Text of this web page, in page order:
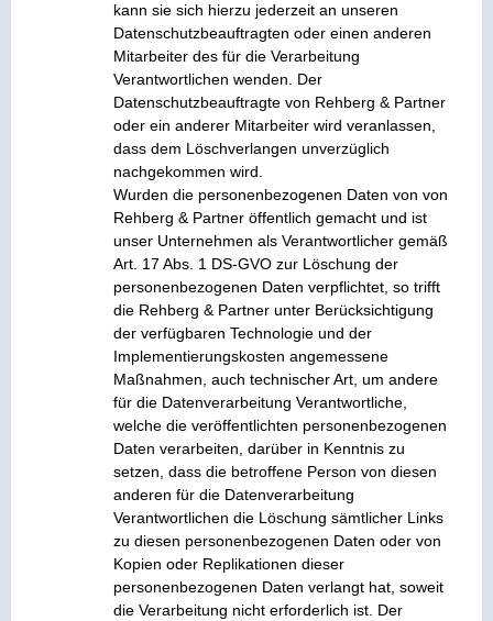
kann sie sich hierzu jederzeit an unseren
Datenschutzbeauftragten oder einen anderen
Mitarbeiter des für die Verarbeitung
Verantwortlichen wenden. Der
Datenschutzbeauftragte von Rehberg & Partner
oder ein anderer Mitarbeiter wird veranlassen,
dass dem Löschverlangen unverzüglich
nachgekommen wird.
Wurden die personenbezogenen Daten von von
Rehberg & Partner öffentlich gemacht und ist
unser Unternehmen als Verantwortlicher gemäß
Art. 17 Abs. 1 DS-GVO zur Löschung der
personenbezogenen Daten verpflichtet, so trifft
die Rehberg & Partner unter Berücksichtigung
der verfügbaren Technologie und der
Implementierungskosten angemessene
Maßnahmen, auch technischer Art, um andere
für die Datenverarbeitung Verantwortliche,
welche die veröffentlichten personenbezogenen
Daten verarbeiten, darüber in Kenntnis zu
setzen, dass die betroffene Person von diesen
anderen für die Datenverarbeitung
Verantwortlichen die Löschung sämtlicher Links
zu diesen personenbezogenen Daten oder von
Kopien oder Replikationen dieser
personenbezogenen Daten verlangt hat, soweit
die Verarbeitung nicht erforderlich ist. Der